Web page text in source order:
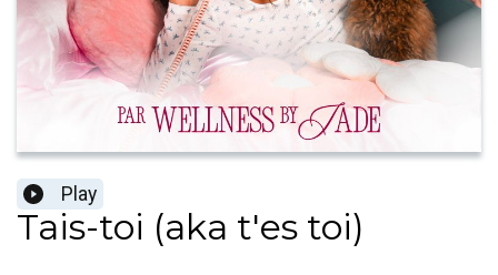
Play
Tais-toi (aka t'es toi)